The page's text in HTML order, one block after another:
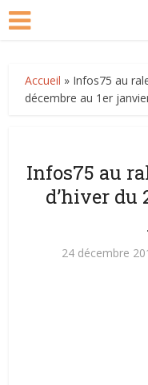
Accueil » Infos75 au
décembre au 1er
Infos75 au
d’hiver du
24 décembre